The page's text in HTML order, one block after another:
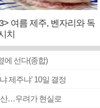
여름 제주, 벤자리와 독
치
에 선다(종합)
제주냐’ 10일 결정
산…우려가 현실로